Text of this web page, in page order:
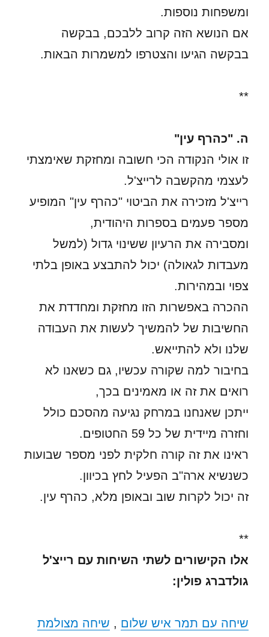
ומשפחות נוספות.
אם הנושא הזה קרוב ללבכם, בבקשה
בבקשה הגיעו והצטרפו למשמרות הבאות.
**
ה. "כהרף עין"
זו אולי הנקודה הכי חשובה ומחזקת שאימצתי
לעצמי מהקשבה לרייצ'ל.
רייצ'ל מזכירה את הביטוי "כהרף עין" המופיע
מספר פעמים בספרות היהודית,
ומסבירה את הרעיון ששינוי גדול (למשל
מעבדות לגאולה) יכול להתבצע באופן בלתי
צפוי ובמהירות.
ההכרה באפשרות הזו מחזקת ומחדדת את
החשיבות של להמשיך לעשות את העבודה
שלנו ולא להתייאש.
בחיבור למה שקורה עכשיו, גם כשאנו לא
רואים את זה או מאמינים בכך,
ייתכן שאנחנו במרחק נגיעה מהסכם כולל
וחזרה מיידית של כל 59 החטופים.
ראינו את זה קורה חלקית לפני מספר שבועות
כשנשיא ארה"ב הפעיל לחץ בכיוון.
זה יכול לקרות שוב ובאופן מלא, כהרף עין.
**
אלו הקישורים לשתי השיחות עם רייצ'ל
גולדברג פולין:
שיחה עם תמר איש שלום , שיחה מצולמת